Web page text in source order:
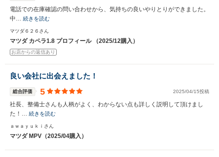
電話での在庫確認の問い合わせから、気持ちの良いやりとりができました。
中… 続きを読む
マツダ６２６さん
マツダ カペラ1.8 プロフィール （2025/12購入）
お店からの返信あり
良い会社に出会えました！
総合評価 5 2025/04/15投稿
社長、整備士さんも人柄がよく、わからない点も詳しく説明して頂けまし
た！… 続きを読む
ａｗａｙｕｋｉさん
マツダ MPV（2025/04購入）